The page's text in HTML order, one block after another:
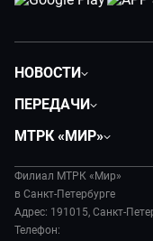
НОВОСТИ
Происшествия
Экономика
Культура
ПЕРЕДАЧИ
Игра в кино
Исторический детектив
Миллион за 5 минут
МТРК «МИР»
История
Руководство
Новости компании
Филиал МТРК «Мир»
в Санкт-Петербурге
Адрес: 191015, Санкт-
Телефон: